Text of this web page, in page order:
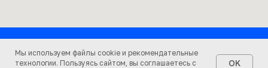
Предшкола
Мы используем файлы cookie и рекомендательные
технологии. Пользуясь сайтом, вы соглашаетесь с
OK